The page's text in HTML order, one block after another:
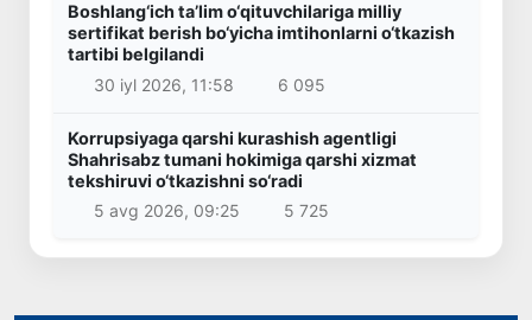
Boshlang‘ich ta’lim o‘qituvchilariga milliy
sertifikat berish bo‘yicha imtihonlarni o‘tkazish
tartibi belgilandi
30 iyl 2026, 11:58
6 095
Korrupsiyaga qarshi kurashish agentligi
Shahrisabz tumani hokimiga qarshi xizmat
tekshiruvi o‘tkazishni so‘radi
5 avg 2026, 09:25
5 725